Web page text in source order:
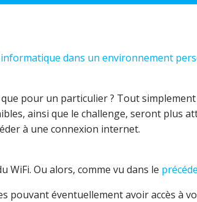
dans un environnement
pour un particulier ? Tout
ainsi que le challenge, seront plus
à une connexion internet.
WiFi. Ou alors, comme vu dans le
éventuellement avoir accès à